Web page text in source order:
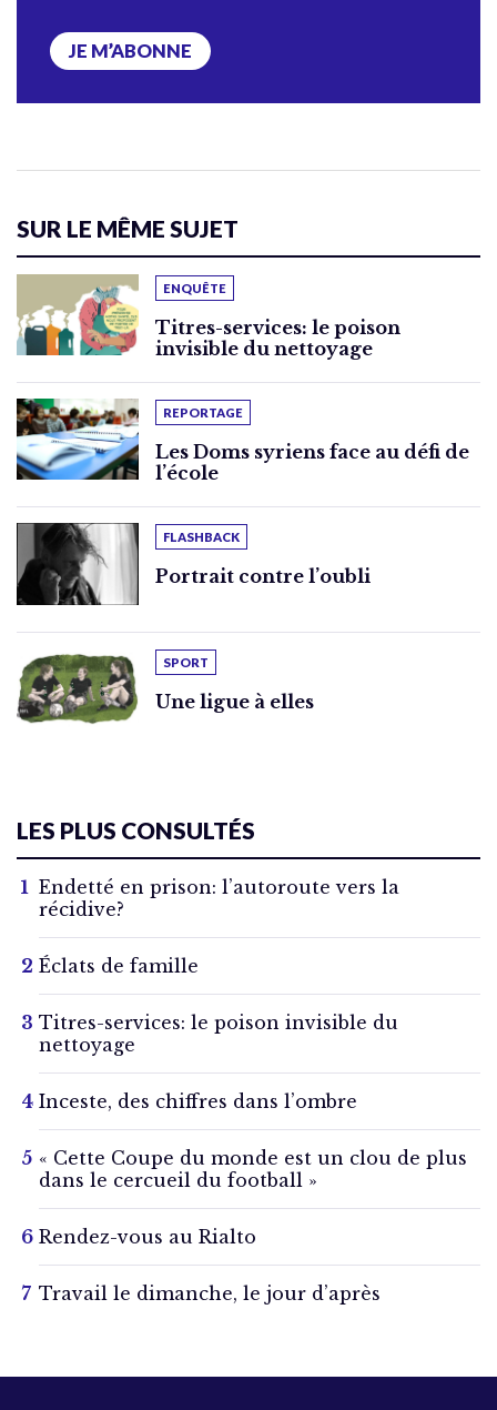
JE M’ABONNE
SUR LE MÊME SUJET
ENQUÊTE
Titres-services: le poison
invisible du nettoyage
REPORTAGE
Les Doms syriens face au défi de
l’école
FLASHBACK
Portrait contre l’oubli
SPORT
Une ligue à elles
LES PLUS CONSULTÉS
Endetté en prison: l’autoroute vers la
récidive?
Éclats de famille
Titres-services: le poison invisible du
nettoyage
Inceste, des chiffres dans l’ombre
« Cette Coupe du monde est un clou de plus
dans le cercueil du football »
Rendez-vous au Rialto
Travail le dimanche, le jour d’après